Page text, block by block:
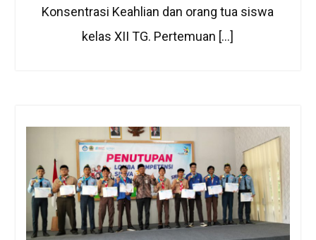
Konsentrasi Keahlian dan orang tua siswa
kelas XII TG. Pertemuan […]